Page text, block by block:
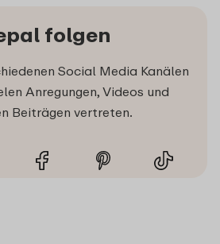
folgen
Social Media Kanälen
Anregungen, Videos und
Beiträgen vertreten.